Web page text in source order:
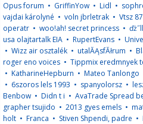
Opus forum • GriffinYow • Lidl •
vajdai károlyné • voln jbrletrak • Vtsz
operatr • woo!ah! secret princess •
usa olajtartalk EIA • RupertEvans •
• Wizz air osztalék • utalĂĄsfĂłrum •
roger eno voices • Tippmix eredmnyek
• KatharineHepburn • Mateo Tanlongo
• 6szoros lels 1993 • spanyolorsz •
Benbow • Didn t i • AvaTrade Spread
grapher tsujido • 2013 gyes emels •
holt • Franca • Stiven Shpendi, padre •